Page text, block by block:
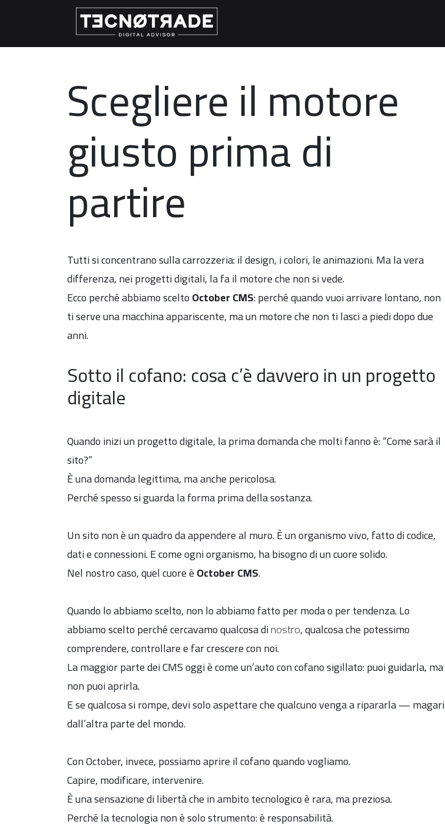
Scegliere il motore
giusto prima di
partire
Tutti si concentrano sulla carrozzeria: il design, i colori, le animazioni. Ma la vera
differenza, nei progetti digitali, la fa il motore che non si vede.
Ecco perché abbiamo sceltoOctober CMS: perché quando vuoi arrivare lontano, non
ti serve una macchina appariscente, ma un motore che non ti lasci a piedi dopo due
anni.
Sotto il cofano: cosa c’è davvero in un progetto
digitale
Quando inizi un progetto digitale, la prima domanda che molti fanno è: “Come sarà il
sito?”
È una domanda legittima, ma anche pericolosa.
Perché spesso si guarda la forma prima della sostanza.
Un sito non è un quadro da appendere al muro. È un organismo vivo, fatto di codice,
dati e connessioni. E come ogni organismo, ha bisogno di un cuore solido.
Nel nostro caso, quel cuore èOctober CMS.
Quando lo abbiamo scelto, non lo abbiamo fatto per moda o per tendenza. Lo
abbiamo scelto perché cercavamo qualcosa dinostro, qualcosa che potessimo
comprendere, controllare e far crescere con noi.
La maggior parte dei CMS oggi è come un’auto con cofano sigillato: puoi guidarla, ma
non puoi aprirla.
E se qualcosa si rompe, devi solo aspettare che qualcuno venga a ripararla — magari
dall’altra parte del mondo.
Con October, invece, possiamo aprire il cofano quando vogliamo.
Capire, modificare, intervenire.
È una sensazione di libertà che in ambito tecnologico è rara, ma preziosa.
Perché la tecnologia non è solo strumento: è responsabilità.